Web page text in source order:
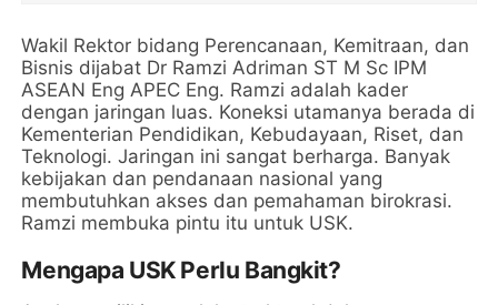
Wakil Rektor bidang Perencanaan, Kemitraan, dan
Bisnis dijabat Dr Ramzi Adriman ST M Sc IPM
ASEAN Eng APEC Eng. Ramzi adalah kader
dengan jaringan luas. Koneksi utamanya berada di
Kementerian Pendidikan, Kebudayaan, Riset, dan
Teknologi. Jaringan ini sangat berharga. Banyak
kebijakan dan pendanaan nasional yang
membutuhkan akses dan pemahaman birokrasi.
Ramzi membuka pintu itu untuk USK.
Mengapa USK Perlu Bangkit?